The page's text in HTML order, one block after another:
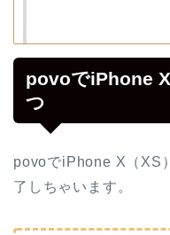
povoでiPhone
つ
povoでiPhone X（XS
了しちゃいます。